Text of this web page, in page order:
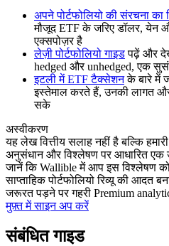
अपने पोर्टफोलियो की संरचना
मौजूद ETF के जरिए डॉलर, येन
एक्सपोज़र है
लेज़ी पोर्टफोलियो गाइडपढ़ें और
hedged और unhedged, एक
इटली में ETF टैक्सेशनके बारे में
इस्तेमाल करते हैं, उनकी लागत
सके
अस्वीकरण
यह लेख वित्तीय सलाह नहीं है बल्कि
अनुसंधान और विश्लेषण पर आधारित एक
जानें कि Wallible में आप इस विश्लेषण
साप्ताहिक पोर्टफोलियो रिव्यू की
जरूरत पड़ने पर गहरी Premium
मुफ़्त में साइन अप करें
संबंधित गाइड